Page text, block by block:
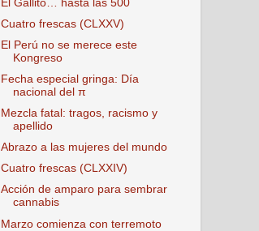
El Gallito… hasta las 500
Cuatro frescas (CLXXV)
El Perú no se merece este
Kongreso
Fecha especial gringa: Día
nacional del π
Mezcla fatal: tragos, racismo y
apellido
Abrazo a las mujeres del mundo
Cuatro frescas (CLXXIV)
Acción de amparo para sembrar
cannabis
Marzo comienza con terremoto